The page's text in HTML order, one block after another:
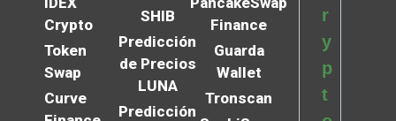
Crypto
Token
Swap
Curve
SHIB
Predicción
de Precios
LUNA
Predicción
Finance
Guarda
Wallet
Tronscan
r
y
p
t